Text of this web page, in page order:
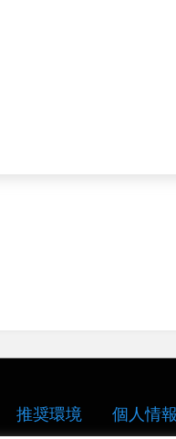
推奨環境 個人情